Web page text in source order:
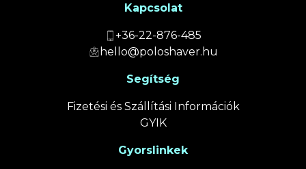
Kapcsolat
+36-22-876-485
hello@poloshaver.hu
Segítség
Fizetési és Szállítási Információk
GYIK
Gyorslinkek